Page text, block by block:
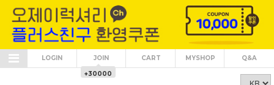
LOGIN JOIN
+30000
CART MYSHOP Q&A